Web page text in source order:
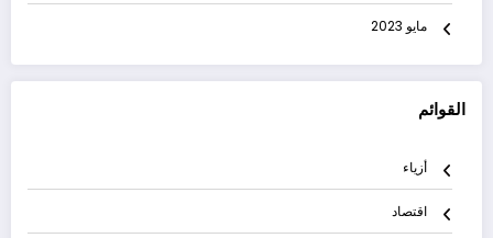
مايو 2023
القوائم
أزياء
اقتصاد